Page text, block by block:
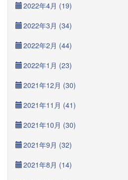
2022年4月 (19)
2022年3月 (34)
2022年2月 (44)
2022年1月 (23)
2021年12月 (30)
2021年11月 (41)
2021年10月 (30)
2021年9月 (32)
2021年8月 (14)